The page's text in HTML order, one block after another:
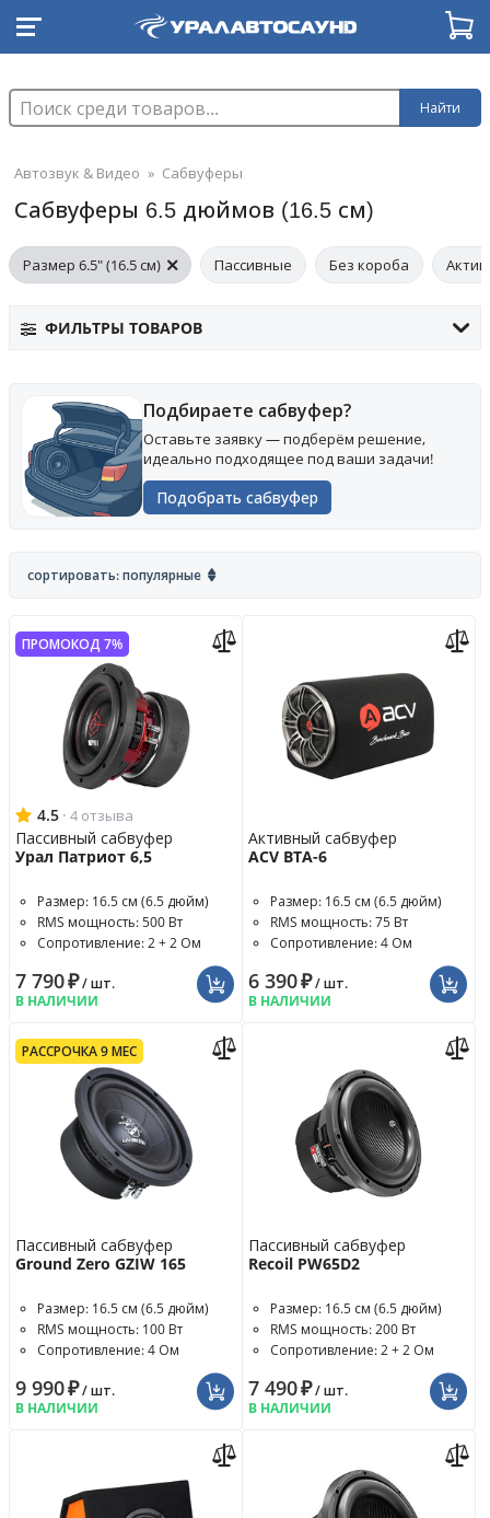
Найти
Автозвук & Видео » Сабвуферы
Сабвуферы 6.5 дюймов (16.5 см)
Размер 6.5" (16.5 см) Пассивные Без короба
ФИЛЬТРЫ ТОВАРОВ
Подбираете сабвуфер?
Оставьте заявку — подберём решение,
идеально подходящее под ваши задачи!
Подобрать сабвуфер
сортировать: популярные
ПРОМОКОД 7%
4.5 · 4 отзыва
Пассивный сабвуфер
Урал Патриот 6,5
Размер: 16.5 см (6.5 дюйм)
RMS мощность: 500 Вт
Сопротивление: 2 + 2 Ом
7 790₽/ шт.
В НАЛИЧИИ
Активный сабвуфер
ACV BTA-6
Размер: 16.5 см (6.5 дюйм)
RMS мощность: 75 Вт
Сопротивление: 4 Ом
6 390₽/ шт.
В НАЛИЧИИ
РАССРОЧКА 9 МЕС
Пассивный сабвуфер
Ground Zero GZIW 165
Размер: 16.5 см (6.5 дюйм)
RMS мощность: 100 Вт
Сопротивление: 4 Ом
9 990₽/ шт.
В НАЛИЧИИ
Пассивный сабвуфер
Recoil PW65D2
Размер: 16.5 см (6.5 дюйм)
RMS мощность: 200 Вт
Сопротивление: 2 + 2 Ом
7 490₽/ шт.
В НАЛИЧИИ